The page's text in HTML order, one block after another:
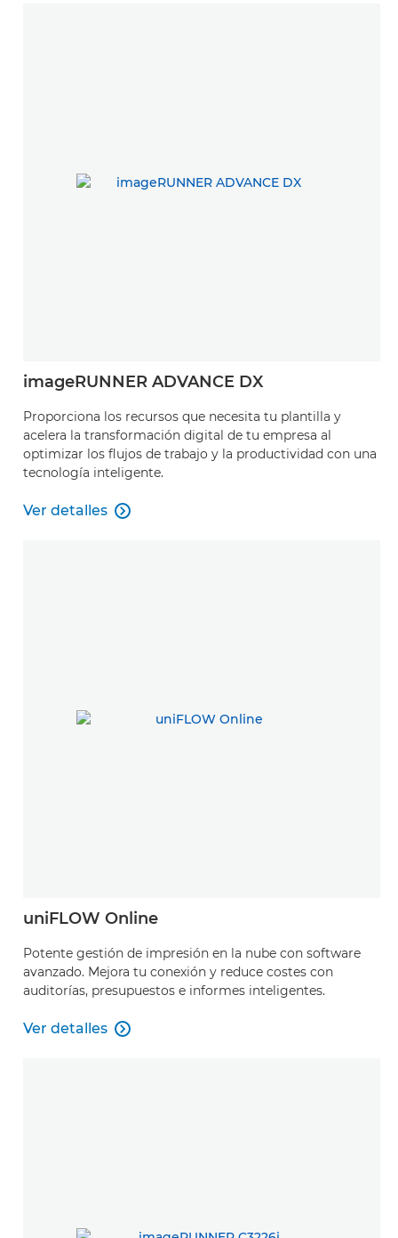
imageRUNNER ADVANCE DX
Proporciona los recursos que necesita tu plantilla y
acelera la transformación digital de tu empresa al
optimizar los flujos de trabajo y la productividad con una
tecnología inteligente.
Ver detalles
Ver detalles

uniFLOW Online
Potente gestión de impresión en la nube con software
avanzado. Mejora tu conexión y reduce costes con
auditorías, presupuestos e informes inteligentes.
Ver detalles
Ver detalles
